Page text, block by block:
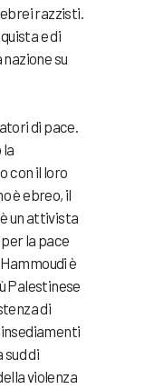
razzisti.
e di
su
di pace.
la
con il loro
è ebreo, il
un attivista
la pace
è
Palestinese
di
sud di
violenza